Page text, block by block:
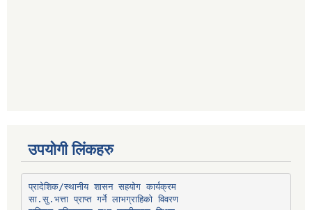
उपयोगी लिंकहरु
प्रादेशिक/स्थानीय शासन सहयोग कार्यक्रम
सा.सु.भत्ता प्राप्त गर्ने लाभग्राहिको विवरण